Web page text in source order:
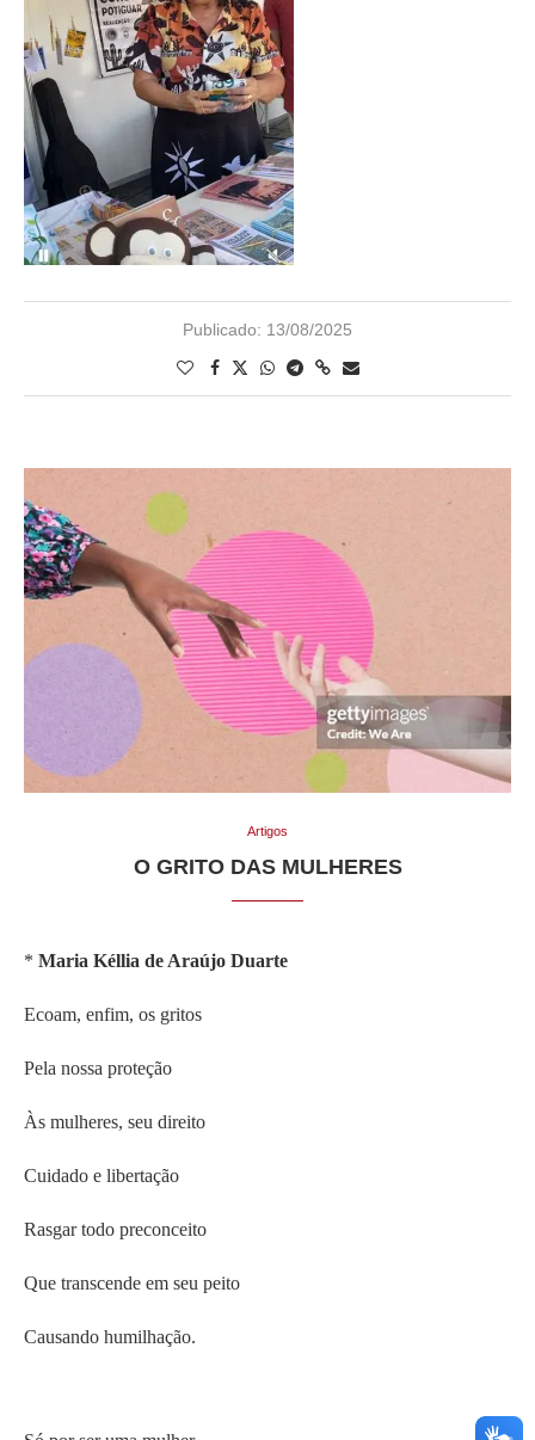
Publicado: 13/08/2025
Artigos
O GRITO DAS MULHERES
* Maria Kéllia de Araújo Duarte
Ecoam, enfim, os gritos
Pela nossa proteção
Às mulheres, seu direito
Cuidado e libertação
Rasgar todo preconceito
Que transcende em seu peito
Causando humilhação.